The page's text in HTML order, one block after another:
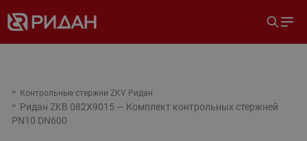
Контрольные стержни ZKV Ридан
Ридан ZKB 082X9015 — Комплект контрольных стержней
PN10 DN600